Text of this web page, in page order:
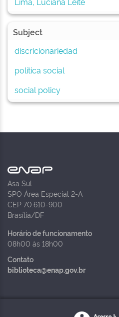
Subject
discricionariedad
política social
social policy
Asa Sul
SPO Área Especial 2-A
CEP 70.610-900
Brasília/DF
Horário de funcionamento
08h00 às 18h00
Contato
biblioteca@enap.gov.br